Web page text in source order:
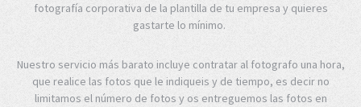
fotografía corporativa de la plantilla de tu empresa y quieres
gastarte lo mínimo.
Nuestro servicio más barato incluye contratar al fotografo una hora,
que realice las fotos que le indiqueis y de tiempo, es decir no
limitamos el número de fotos y os entreguemos las fotos en